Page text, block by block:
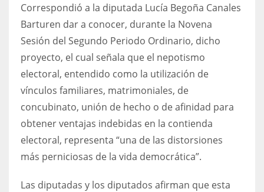
Correspondió a la diputada Lucía Begoña Canales
Barturen dar a conocer, durante la Novena
Sesión del Segundo Periodo Ordinario, dicho
proyecto, el cual señala que el nepotismo
electoral, entendido como la utilización de
vínculos familiares, matrimoniales, de
concubinato, unión de hecho o de afinidad para
obtener ventajas indebidas en la contienda
electoral, representa “una de las distorsiones
más perniciosas de la vida democrática”.
Las diputadas y los diputados afirman que esta